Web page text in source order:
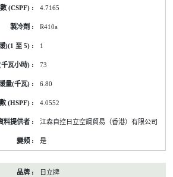
4.7165
R410a
1
73
6.80
4.0552
江森自控日立空調貿易（香港）有限公司
是
日立牌